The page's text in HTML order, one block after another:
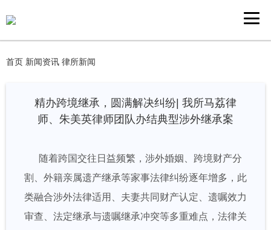
首页 新闻资讯 律所新闻
精办跨境继承，圆满解决纠纷| 我所马荔律
师、朱美英律师团队办结典型涉外继承案
随着跨国交往日益频繁，涉外婚姻、跨境财产分
割、外籍亲属遗产继承等家事法律纠纷逐年增多，此
类融合涉外法律适用、夫妻共同财产认定、遗嘱效力
审查、法定继承与遗嘱继承冲突等多重难点，法律关